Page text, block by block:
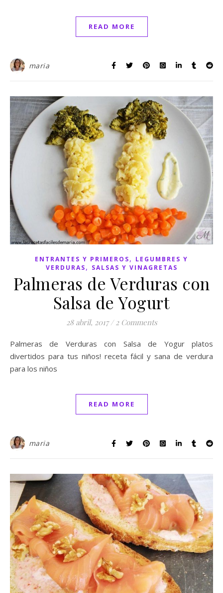
READ MORE
maria
ENTRANTES Y PRIMEROS, LEGUMBRES Y
VERDURAS, SALSAS Y VINAGRETAS
Palmeras de Verduras con
Salsa de Yogurt
28 abril, 2017 / 2 Comments
Palmeras de Verduras con Salsa de Yogur platos
divertidos para tus niños! receta fácil y sana de verdura
para los niños
READ MORE
maria